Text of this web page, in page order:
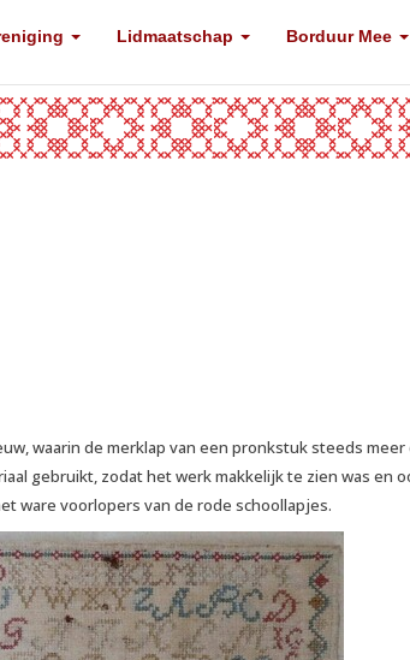
Lidmaatschap Borduur Mee
waarin de merklap van een pronkstuk steeds
gebruikt, zodat het werk makkelijk te zien was en
ware voorlopers van de rode schoollapjes.